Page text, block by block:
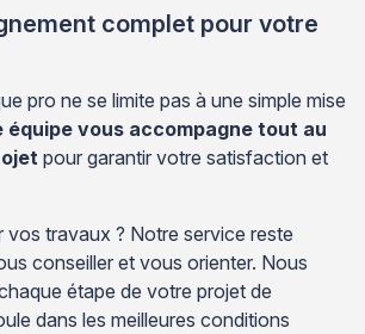
complet pour votre
pro ne se limite pas à une simple mise
équipe vous accompagne tout au
pour garantir votre satisfaction et
vos travaux ? Notre service reste
conseiller et vous orienter. Nous
étape de votre projet de
dans les meilleures conditions